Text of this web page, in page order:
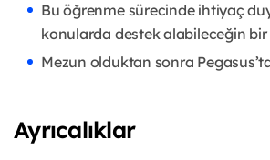
Bu öğrenme sürecinde ihtiyaç
konularda destek alabileceğin bir
Mezun olduktan sonra
Ayrıcalıklar